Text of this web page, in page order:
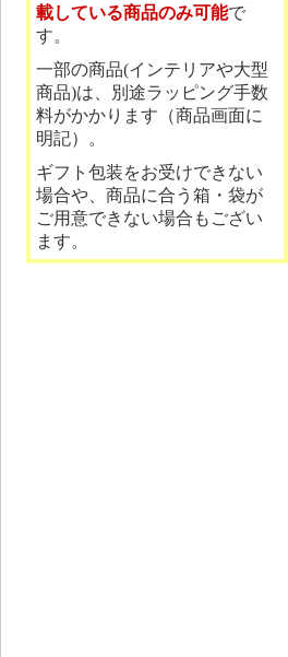
載している商品のみ可能で
す。
一部の商品(インテリアや大型
商品)は、別途ラッピング手数
料がかかります（商品画面に
明記）。
ギフト包装をお受けできない
場合や、商品に合う箱・袋が
ご用意できない場合もござい
ます。